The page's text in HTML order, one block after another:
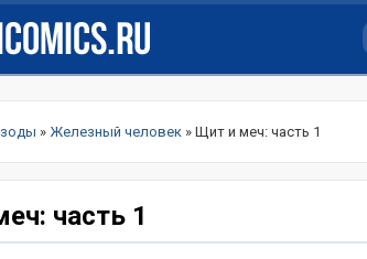
» Железный человек » Щит и меч: часть 1
часть 1